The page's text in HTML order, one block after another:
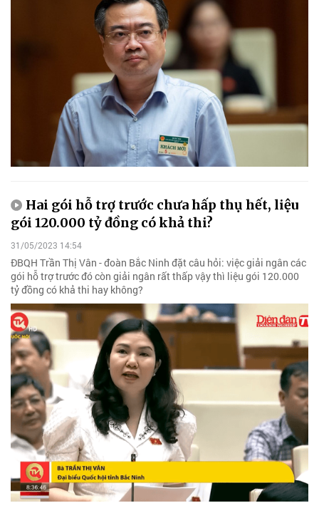
Hai gói hỗ trợ trước chưa hấp thụ hết, liệu
gói 120.000 tỷ đồng có khả thi?
31/05/2023 14:54
ĐBQH Trần Thị Vân - đoàn Bắc Ninh đặt câu hỏi: việc giải ngân các
gói hỗ trợ trước đó còn giải ngân rất thấp vậy thì liệu gói 120.000
tỷ đồng có khả thi hay không?